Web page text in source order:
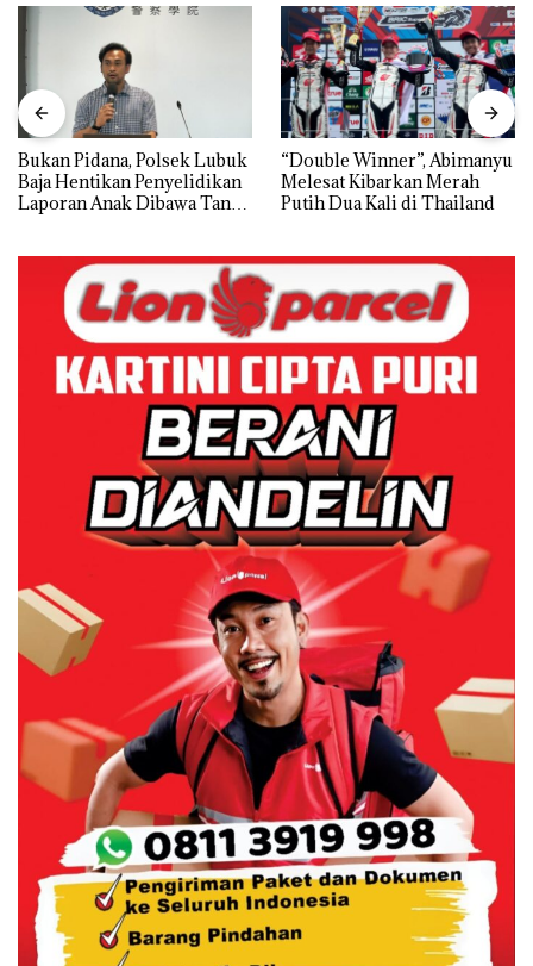
Bukan Pidana, Polsek Lubuk
Baja Hentikan Penyelidikan
Laporan Anak Dibawa Tanpa
“Double Winner”, Abimanyu
Melesat Kibarkan Merah
Putih Dua Kali di Thailand